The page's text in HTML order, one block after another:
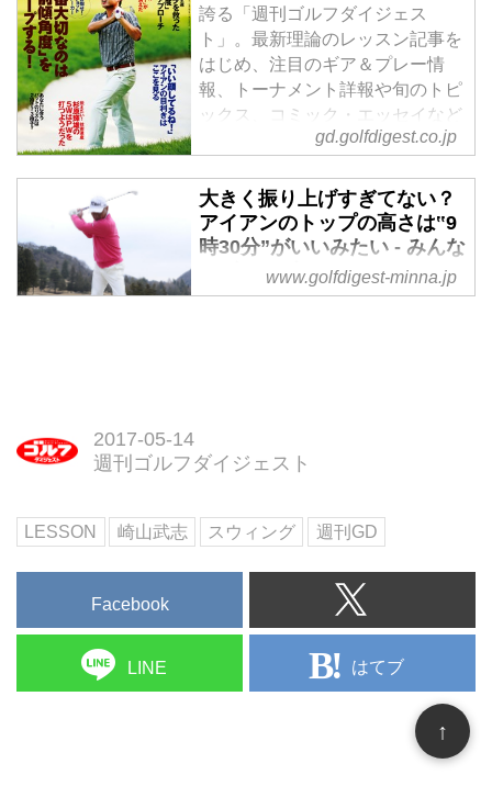
誇る「週刊ゴルフダイジェス
ト」。最新理論のレッスン記事を
はじめ、注目のギア＆プレー情
報、トーナメント詳報や旬のトピ
ックス、コミック・エッセイなど
の連載も充実しています。
gd.golfdigest.co.jp
大きく振り上げすぎてない？
アイアンのトップの高さは‟9
時30分”がいいみたい - みんな
のゴルフダイジェスト
「アイアンは大きく振り上げたら
くらいがいい」と話すのは、崎山
アイアンマンへの近道だ！
www.golfdigest-minna.jp
2017-05-14
週刊ゴルフダイジェスト
LESSON 崎山武志 スウィング 週刊GD
Facebook
LINE はてブ
↑